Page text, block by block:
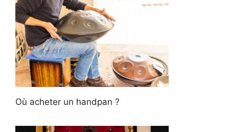
Où acheter un handpan ?